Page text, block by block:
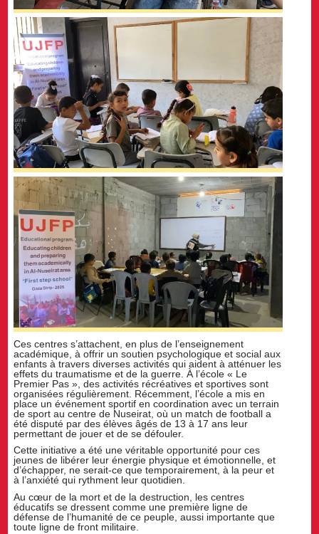
Ces centres s’attachent, en plus de l’enseignement
académique, à offrir un soutien psychologique et social aux
enfants à travers diverses activités qui aident à atténuer les
effets du traumatisme et de la guerre. À l’école « Le
Premier Pas », des activités récréatives et sportives sont
organisées régulièrement. Récemment, l’école a mis en
place un événement sportif en coordination avec un terrain
de sport au centre de Nuseirat, où un match de football a
été disputé par des élèves âgés de 13 à 17 ans leur
permettant de jouer et de se défouler.
Cette initiative a été une véritable opportunité pour ces
jeunes de libérer leur énergie physique et émotionnelle, et
d’échapper, ne serait-ce que temporairement, à la peur et
à l’anxiété qui rythment leur quotidien.
Au cœur de la mort et de la destruction, les centres
éducatifs se dressent comme une première ligne de
défense de l’humanité de ce peuple, aussi importante que
toute ligne de front militaire.